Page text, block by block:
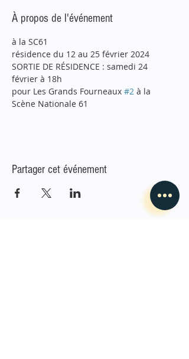
À propos de l'événement
à la SC61
résidence du 12 au 25 février 2024
SORTIE DE RÉSIDENCE : samedi 24
février à 18h
pour Les Grands Fourneaux #2 à la
Scène Nationale 61
Partager cet événement